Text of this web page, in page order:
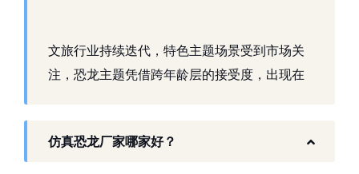
文旅行业持续迭代，特色主题场景受到市场关
注，恐龙主题凭借跨年龄层的接受度，出现在
生态。自贡格彩文化艺术有限公司扎根本地产
仿真恐龙厂家哪家好？